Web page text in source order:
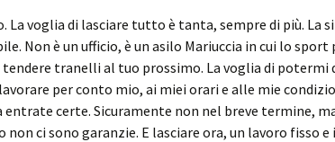
La voglia di lasciare tutto è tanta, sempre di più. La
Non è un ufficio, è un asilo Mariuccia in cui lo
tranelli al tuo prossimo. La voglia di potermi
per conto mio, ai miei orari e alle mie
entrate certe. Sicuramente non nel breve termine,
non ci sono garanzie. E lasciare ora, un lavoro fisso